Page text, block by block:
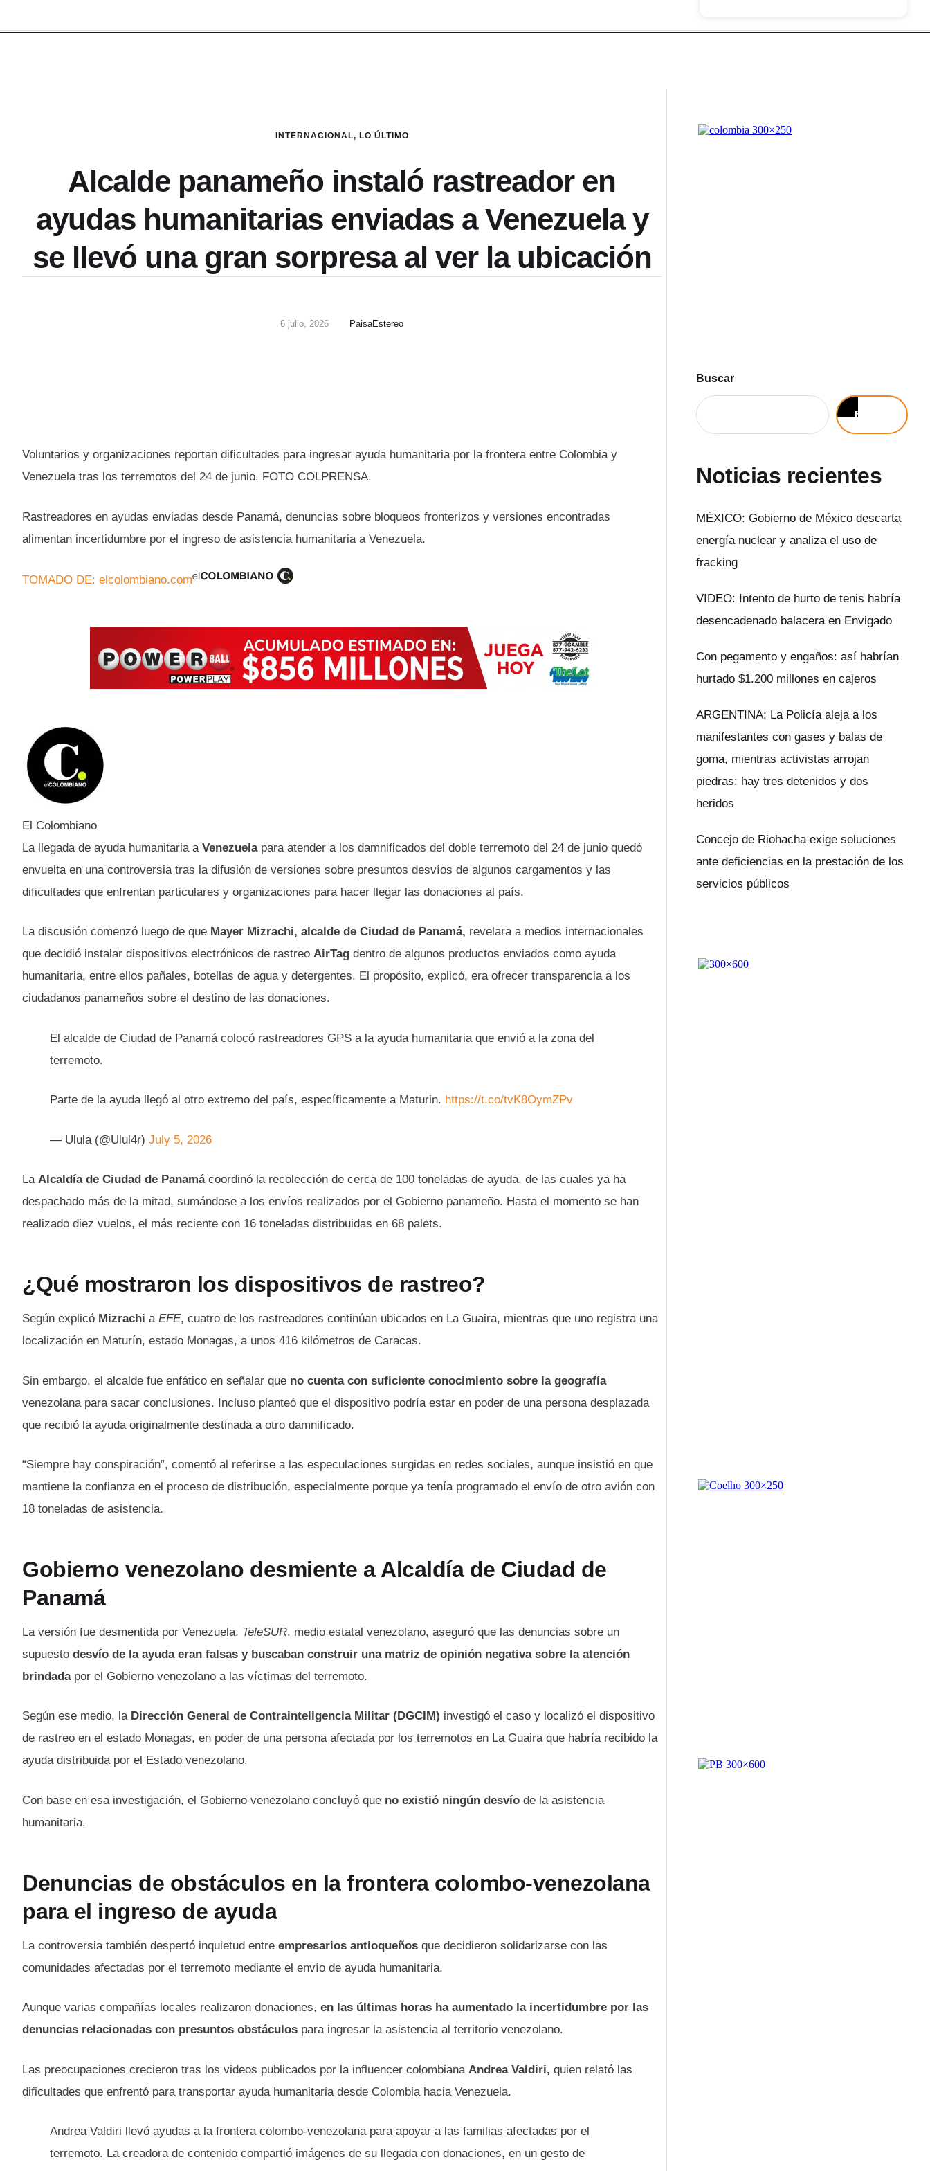
INTERNACIONAL, LO ÚLTIMO
Alcalde panameño instaló rastreador en
ayudas humanitarias enviadas a Venezuela y
se llevó una gran sorpresa al ver la ubicación
6 julio, 2026 PaisaEstereo
Voluntarios y organizaciones reportan dificultades para ingresar ayuda humanitaria por la frontera entre Colombia y
Venezuela tras los terremotos del 24 de junio. FOTO COLPRENSA.
Rastreadores en ayudas enviadas desde Panamá, denuncias sobre bloqueos fronterizos y versiones encontradas
alimentan incertidumbre por el ingreso de asistencia humanitaria a Venezuela.
TOMADO DE: elcolombiano.com
El Colombiano
La llegada de ayuda humanitaria a Venezuelapara atender a los damnificados del doble terremoto del 24 de junio quedó
envuelta en una controversia tras la difusión de versiones sobre presuntos desvíos de algunos cargamentos y las
dificultades que enfrentan particulares y organizaciones para hacer llegar las donaciones al país.
La discusión comenzó luego de que Mayer Mizrachi, alcalde de Ciudad de Panamá, revelara a medios internacionales
que decidió instalar dispositivos electrónicos de rastreo AirTag dentro de algunos productos enviados como ayuda
humanitaria, entre ellos pañales, botellas de agua y detergentes. El propósito, explicó, era ofrecer transparencia a los
ciudadanos panameños sobre el destino de las donaciones.
El alcalde de Ciudad de Panamá colocó rastreadores GPS a la ayuda humanitaria que envió a la zona del
terremoto.
Parte de la ayuda llegó al otro extremo del país, específicamente a Maturin. https://t.co/tvK8OymZPv
— Ulula (@Ulul4r) July 5, 2026
La Alcaldía de Ciudad de Panamácoordinó la recolección de cerca de 100 toneladas de ayuda, de las cuales ya ha
despachado más de la mitad, sumándose a los envíos realizados por el Gobierno panameño. Hasta el momento se han
realizado diez vuelos, el más reciente con 16 toneladas distribuidas en 68 palets.
¿Qué mostraron los dispositivos de rastreo?
Según explicó Mizrachi a EFE, cuatro de los rastreadores continúan ubicados en La Guaira, mientras que uno registra una
localización en Maturín, estado Monagas, a unos 416 kilómetros de Caracas.
Sin embargo, el alcalde fue enfático en señalar que no cuenta con suficiente conocimiento sobre la geografía
venezolana para sacar conclusiones. Incluso planteó que el dispositivo podría estar en poder de una persona desplazada
que recibió la ayuda originalmente destinada a otro damnificado.
“Siempre hay conspiración”, comentó al referirse a las especulaciones surgidas en redes sociales, aunque insistió en que
mantiene la confianza en el proceso de distribución, especialmente porque ya tenía programado el envío de otro avión con
18 toneladas de asistencia.
Gobierno venezolano desmiente a Alcaldía de Ciudad de
Panamá
La versión fue desmentida por Venezuela. TeleSUR, medio estatal venezolano, aseguró que las denuncias sobre un
supuesto desvío de la ayuda eran falsas y buscaban construir una matriz de opinión negativa sobre la atención
brindadapor el Gobierno venezolano a las víctimas del terremoto.
Según ese medio, la Dirección General de Contrainteligencia Militar (DGCIM) investigó el caso y localizó el dispositivo
de rastreo en el estado Monagas, en poder de una persona afectada por los terremotos en La Guaira que habría recibido la
ayuda distribuida por el Estado venezolano.
Con base en esa investigación, el Gobierno venezolano concluyó que no existió ningún desvío de la asistencia
humanitaria.
Denuncias de obstáculos en la frontera colombo-venezolana
para el ingreso de ayuda
La controversia también despertó inquietud entre empresarios antioqueños que decidieron solidarizarse con las
comunidades afectadas por el terremoto mediante el envío de ayuda humanitaria.
Aunque varias compañías locales realizaron donaciones, en las últimas horas ha aumentado la incertidumbre por las
denuncias relacionadas con presuntos obstáculos para ingresar la asistencia al territorio venezolano.
Las preocupaciones crecieron tras los videos publicados por la influencer colombiana Andrea Valdiri, quien relató las
dificultades que enfrentó para transportar ayuda humanitaria desde Colombia hacia Venezuela.
Andrea Valdiri llevó ayudas a la frontera colombo-venezolana para apoyar a las familias afectadas por el
terremoto. La creadora de contenido compartió imágenes de su llegada con donaciones, en un gesto de
Buscar
Buscar
Noticias recientes
MÉXICO: Gobierno de México descarta
energía nuclear y analiza el uso de
fracking
VIDEO: Intento de hurto de tenis habría
desencadenado balacera en Envigado
Con pegamento y engaños: así habrían
hurtado $1.200 millones en cajeros
ARGENTINA: La Policía aleja a los
manifestantes con gases y balas de
goma, mientras activistas arrojan
piedras: hay tres detenidos y dos
heridos
Concejo de Riohacha exige soluciones
ante deficiencias en la prestación de los
servicios públicos